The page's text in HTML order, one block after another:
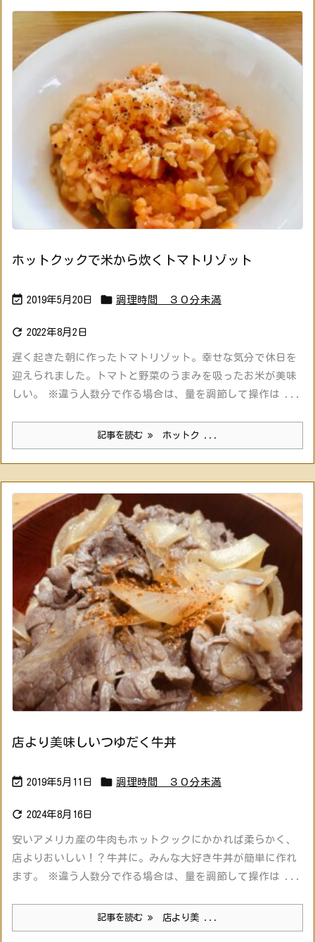
ホットクックで米から炊くトマトリゾット
 2019年5月20日  調理時間 ３０分未満
 2022年8月2日
遅く起きた朝に作ったトマトリゾット。幸せな気分で休日を
迎えられました。トマトと野菜のうまみを吸ったお米が美味
しい。 ※違う人数分で作る場合は、量を調節して操作は ...
記事を読む ホットク ...
店より美味しいつゆだく牛丼
 2019年5月11日  調理時間 ３０分未満
 2024年8月16日
安いアメリカ産の牛肉もホットクックにかかれば柔らかく、
店よりおいしい！？牛丼に。みんな大好き牛丼が簡単に作れ
ます。 ※違う人数分で作る場合は、量を調節して操作は ...
記事を読む 店より美 ...